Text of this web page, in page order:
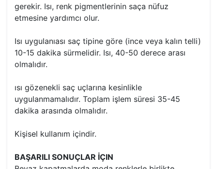
gerekir. Isı, renk pigmentlerinin saça nüfuz
etmesine yardımcı olur.
Isı uygulanıası saç tipine göre (ince veya kalın telli)
10-15 dakika sürmelidir. Isı, 40-50 derece arası
olmalıdır.
ısı gözenekli saç uçlarına kesinlikle
uygulanmamalıdır. Toplam işlem süresi 35-45
dakika arasında olmalıdır.
Kişisel kullanım içindir.
BAŞARILI SONUÇLAR İÇIN